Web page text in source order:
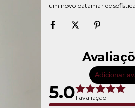
um novo patamar de
Adicionar
5.01 avaliação